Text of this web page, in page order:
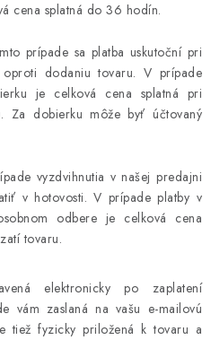
cena splatná do 36 hodín.
prípade sa platba uskutoční pri
dodaniu tovaru. V prípade
je celková cena splatná pri
Za dobierku môže byť účtovaný
vyzdvihnutia v našej predajni
v hotovosti. V prípade platby v
odbere je celková cena
tovaru.
elektronicky po zaplatení
vám zaslaná na vašu e-mailovú
tiež fyzicky priložená k tovaru a